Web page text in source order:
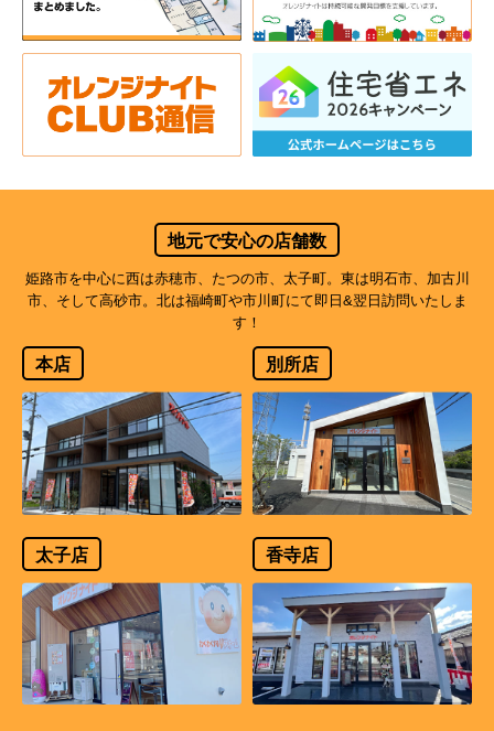
地元で安心の店舗数
姫路市を中心に西は赤穂市、たつの市、太子町。東は明石市、加古川
市、そして高砂市。北は福崎町や市川町にて即日&翌日訪問いたしま
す！
本店 別所店
太子店 香寺店